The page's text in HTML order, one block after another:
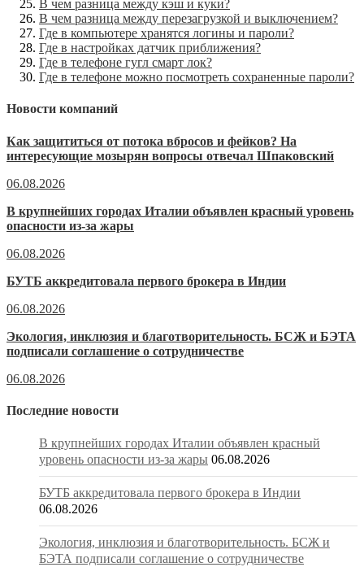
В чем разница между кэш и куки?
В чем разница между перезагрузкой и выключением?
Где в компьютере хранятся логины и пароли?
Где в настройках датчик приближения?
Где в телефоне гугл смарт лок?
Где в телефоне можно посмотреть сохраненные пароли?
Новости компаний
Как защититься от потока вбросов и фейков? На
интересующие мозырян вопросы отвечал Шпаковский
06.08.2026
В крупнейших городах Италии объявлен красный уровень
опасности из-за жары
06.08.2026
БУТБ аккредитовала первого брокера в Индии
06.08.2026
Экология, инклюзия и благотворительность. БСЖ и БЭТА
подписали соглашение о сотрудничестве
06.08.2026
Последние новости
В крупнейших городах Италии объявлен красный
уровень опасности из-за жары 06.08.2026
БУТБ аккредитовала первого брокера в Индии
06.08.2026
Экология, инклюзия и благотворительность. БСЖ и
БЭТА подписали соглашение о сотрудничестве